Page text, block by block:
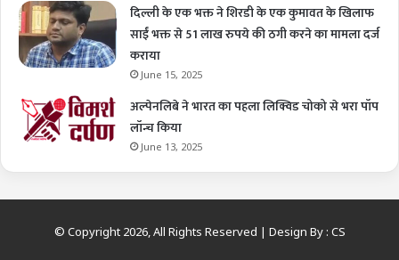
दिल्ली के एक भक्त ने शिरडी के एक कुमावत के खिलाफ
साईं भक्त से 51 लाख रुपये की ठगी करने का मामला दर्ज
कराया
June 15, 2025
अल्पेनलिबे ने भारत का पहला लिक्विड चोको से भरा पॉप
लॉन्च किया
June 13, 2025
© Copyright 2026, All Rights Reserved | Design By : CS